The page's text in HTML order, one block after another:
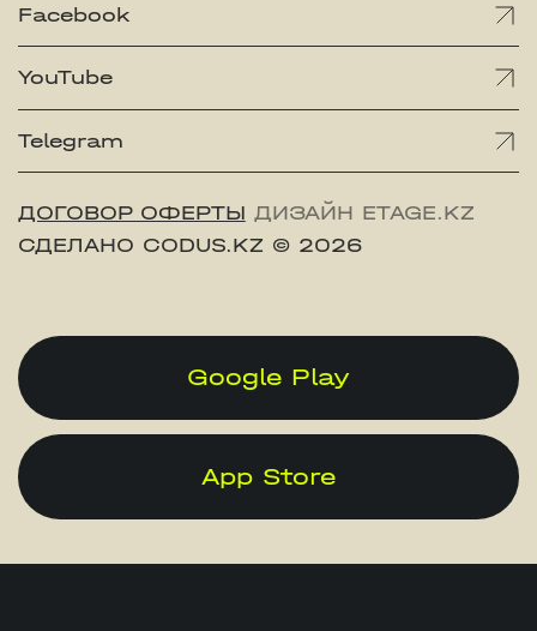
Facebook
YouTube
Telegram
ДОГОВОР ОФЕРТЫ ДИЗАЙН ETAGE.KZ
СДЕЛАНО CODUS.KZ © 2026
Google Play
App Store